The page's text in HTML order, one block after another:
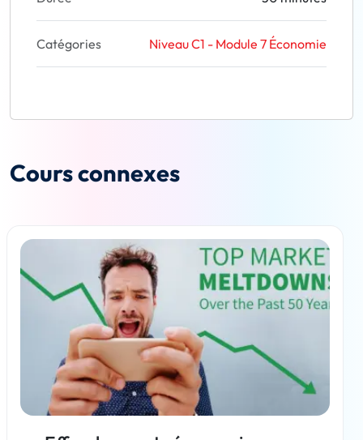
Catégories Niveau C1 - Module 7 Économie
Cours connexes